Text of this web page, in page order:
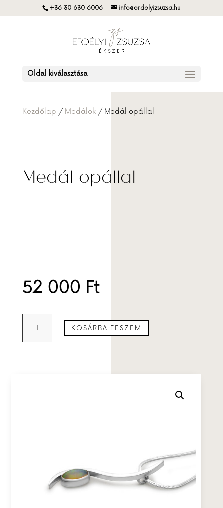
+36 30 630 6006 info@erdelyizsuzsa.hu
Oldal kiválasztása
Kezdőlap / Medálok/ Medál opállal
Medál opállal
52 000 Ft
opállal
mennyiség
KOSÁRBA TESZEM